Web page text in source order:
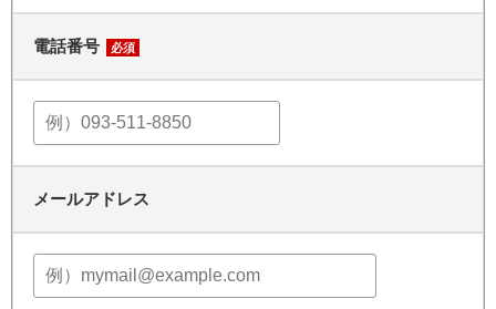
電話番号 必須
メールアドレス